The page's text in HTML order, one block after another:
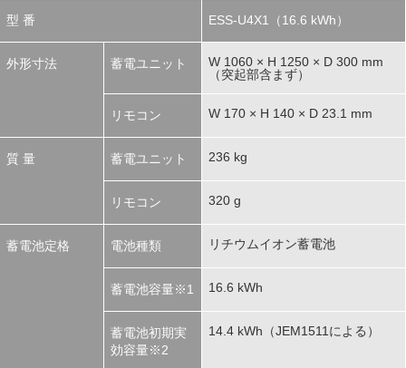
型 番 ESS-U4X1（16.6 kWh）
外形寸法 蓄電ユニット
W 1060 × H 1250 × D 300 mm
（突起部含まず）
リモコン W 170 × H 140 × D 23.1 mm
質 量 蓄電ユニット 236 kg
リモコン 320 g
蓄電池定格 電池種類 リチウムイオン蓄電池
蓄電池容量※1 16.6 kWh
蓄電池初期実
効容量※2
14.4 kWh（JEM1511による）